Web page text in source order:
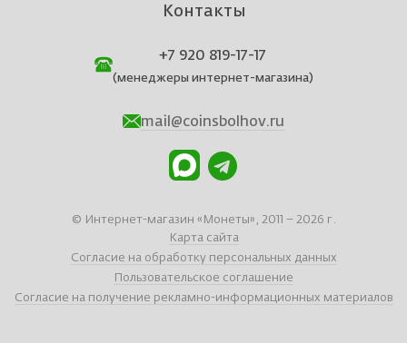
Контакты
+7 920 819-17-17
(менеджеры интернет-магазина)
mail@coinsbolhov.ru
© Интернет-магазин «Монеты», 2011 – 2026 г.
Карта сайта
Согласие на обработку персональных данных
Пользовательское соглашение
Согласие на получение рекламно-информационных материалов